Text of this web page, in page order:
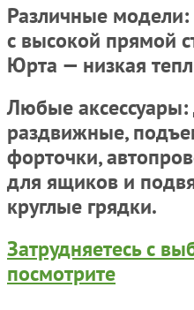
Различные
с высокой прямой
Юрта — низкая
Любые
раздвижные,
форточки,
для ящиков и
круглые грядки.
Затрудняетесь с
посмотрите